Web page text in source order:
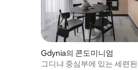
Gdynia의 콘도미니엄
그디냐 중심부에 있는 세련